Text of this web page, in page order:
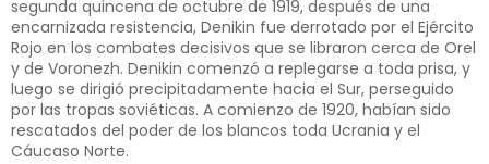
segunda quincena de octubre de 1919, después de una
encarnizada resistencia, Denikin fue derrotado por el Ejército
Rojo en los combates decisivos que se libraron cerca de Orel
y de Voronezh. Denikin comenzó a replegarse a toda prisa, y
luego se dirigió precipitadamente hacia el Sur, perseguido
por las tropas soviéticas. A comienzo de 1920, habían sido
rescatados del poder de los blancos toda Ucrania y el
Cáucaso Norte.